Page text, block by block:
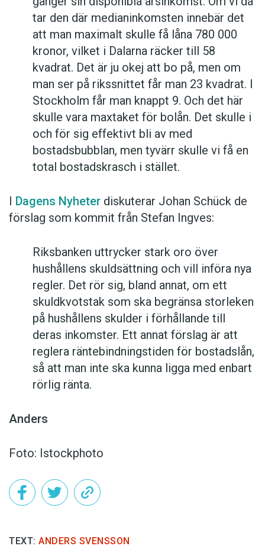
tar den där medianinkomsten innebär det
att man maximalt skulle få låna 780 000
kronor, vilket i Dalarna räcker till 58
kvadrat. Det är ju okej att bo på, men om
man ser på rikssnittet får man 23 kvadrat. I
Stockholm får man knappt 9. Och det här
skulle vara maxtaket för bolån. Det skulle i
och för sig effektivt bli av med
bostadsbubblan, men tyvärr skulle vi få en
total bostadskrasch i stället.
I Dagens Nyheter diskuterar Johan Schück de
förslag som kommit från Stefan Ingves:
Riksbanken uttrycker stark oro över
hushållens skuldsättning och vill införa nya
regler. Det rör sig, bland annat, om ett
skuldkvotstak som ska begränsa storleken
på hushållens skulder i förhållande till
deras inkomster. Ett annat förslag är att
reglera räntebindningstiden för bostadslån,
så att man inte ska kunna ligga med enbart
rörlig ränta.
Anders
Foto: Istockphoto
TEXT: ANDERS SVENSSON